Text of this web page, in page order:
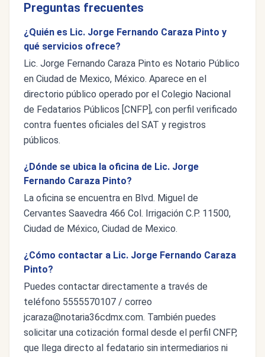
Preguntas frecuentes
¿Quién es Lic. Jorge Fernando Caraza Pinto y
qué servicios ofrece?
Lic. Jorge Fernando Caraza Pinto es Notario Público
en Ciudad de Mexico, México. Aparece en el
directorio público operado por el Colegio Nacional
de Fedatarios Públicos [CNFP], con perfil verificado
contra fuentes oficiales del SAT y registros
públicos.
¿Dónde se ubica la oficina de Lic. Jorge
Fernando Caraza Pinto?
La oficina se encuentra en Blvd. Miguel de
Cervantes Saavedra 466 Col. Irrigación C.P. 11500,
Ciudad de México, Ciudad de Mexico.
¿Cómo contactar a Lic. Jorge Fernando Caraza
Pinto?
Puedes contactar directamente a través de
teléfono 5555570107 / correo
jcaraza@notaria36cdmx.com. También puedes
solicitar una cotización formal desde el perfil CNFP,
que llega directo al fedatario sin intermediarios ni